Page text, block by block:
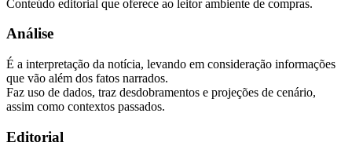
Conteúdo editorial que oferece ao leitor ambiente de compras.
Análise
É a interpretação da notícia, levando em consideração informações
que vão além dos fatos narrados.
Faz uso de dados, traz desdobramentos e projeções de cenário,
assim como contextos passados.
Editorial